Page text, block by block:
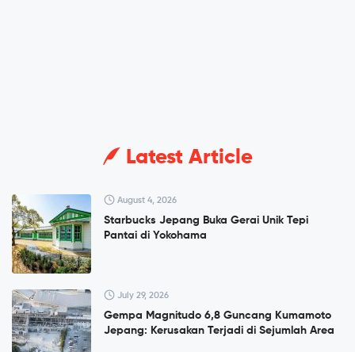
Latest Article
August 4, 2026
Starbucks Jepang Buka Gerai Unik Tepi
Pantai di Yokohama
July 29, 2026
Gempa Magnitudo 6,8 Guncang Kumamoto
Jepang: Kerusakan Terjadi di Sejumlah Area